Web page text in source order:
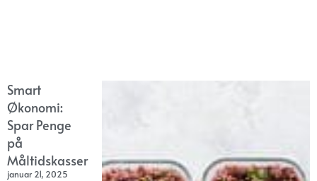
Smart
Økonomi:
Spar Penge
på
Måltidskasser
januar 21, 2025